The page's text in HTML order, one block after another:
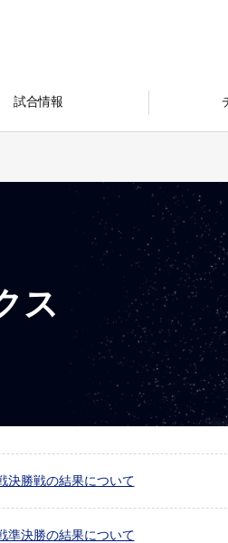
試合情報
ス
決勝戦の結果について
準決勝の結果について